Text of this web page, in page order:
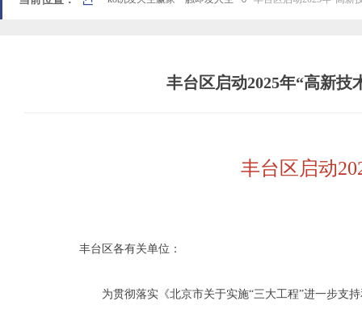
丰台区启动2025年“高新
丰台区启动
丰台区各有关单位：
为贯彻落实《北京市关于实施“三大工程”进一步支